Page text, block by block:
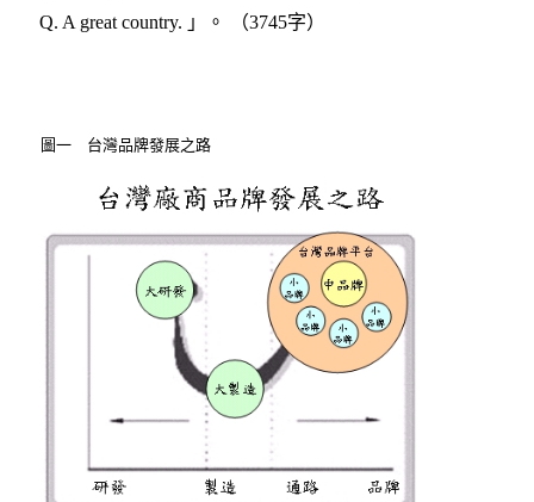
Q. A great country. 」。 （3745字）
圖一 台灣品牌發展之路